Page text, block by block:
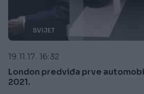
SVIJET
19.11.17. 16:32
London predviđa prve
2021.